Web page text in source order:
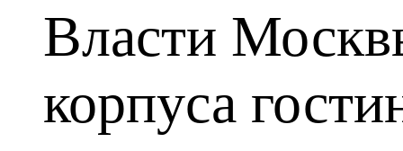
Власти
корпуса